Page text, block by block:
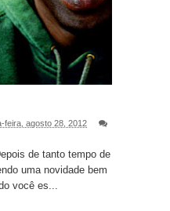
feira, agosto 28, 2012
de tanto tempo de
uma novidade bem
você es...